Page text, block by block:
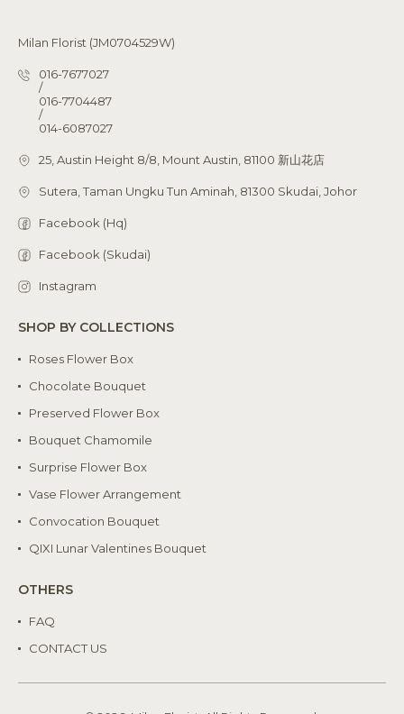
Milan Florist (JM0704529W)
016-7677027
/
016-7704487
/
014-6087027
25, Austin Height 8/8, Mount Austin, 81100 新山花店
Sutera, Taman Ungku Tun Aminah, 81300 Skudai, Johor
Facebook (Hq)
Facebook (Skudai)
Instagram
SHOP BY COLLECTIONS
Roses Flower Box
Chocolate Bouquet
Preserved Flower Box
Bouquet Chamomile
Surprise Flower Box
Vase Flower Arrangement
Convocation Bouquet
QIXI Lunar Valentines Bouquet
OTHERS
FAQ
CONTACT US